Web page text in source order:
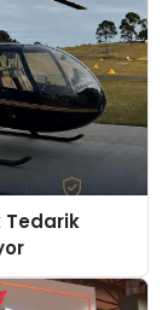
Tedarik